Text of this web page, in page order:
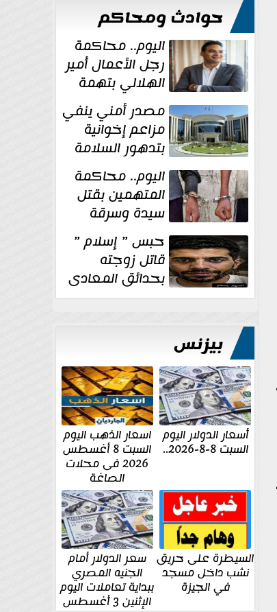
حوادث ومحاكم
اليوم.. محاكمة
رجل الأعمال أمير
الهلالي بتهمة
غسل الأموال
مصدر أمني ينفي
مزاعم إخوانية
بتدهور السلامة
الإنشائية لأحد
مراكز الإصلاح والتأهيل
اليوم.. محاكمة
المتهمين بقتل
سيدة وسرقة
ذهبها في بولاق
الدكرور حبس ” إسلام ”
قاتل زوجته
بحدائق المعادى
١٥ يوم أخرى
بيزنس
أسعار الدولار اليوم
السبت 8-8-2026..
اسعار الذهب اليوم
السبت 8 أغسطس
2026 فى محلات
الصاغة
السيطرة على حريق
نشب داخل مسجد
في الجيزة
سعر الدولار أمام
الجنيه المصري
ببداية تعاملات اليوم
الإثنين 3 أغسطس